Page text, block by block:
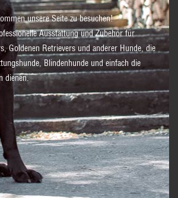
unsere Seite zu besuchen!
Ausstattung und Zubehör für
Goldenen Retrievers und anderer Hunde, die
Blindenhunde und einfach die
dienen.